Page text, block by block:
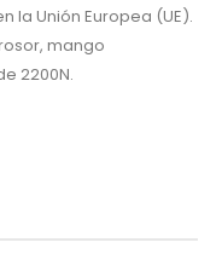
la Unión Europea (UE).
mango
2200N.